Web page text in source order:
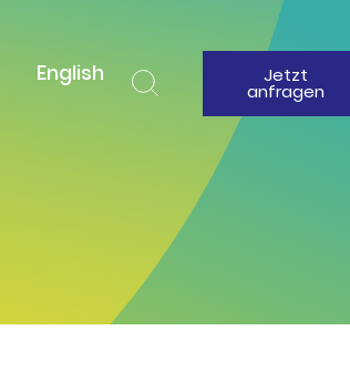
English Jetzt
anfragen